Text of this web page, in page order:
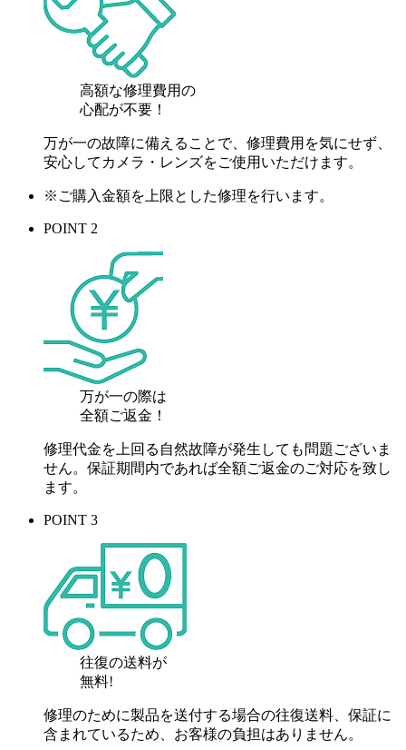
高額な修理費用の
心配が不要！
万が一の故障に備えることで、修理費用を気にせず、
安心してカメラ・レンズをご使用いただけます。
※ご購入金額を上限とした修理を行います。
POINT 2
万が一の際は
全額ご返金！
修理代金を上回る自然故障が発生しても問題ございま
せん。保証期間内であれば全額ご返金のご対応を致し
ます。
POINT 3
往復の送料が
無料!
修理のために製品を送付する場合の往復送料、保証に
含まれているため、お客様の負担はありません。